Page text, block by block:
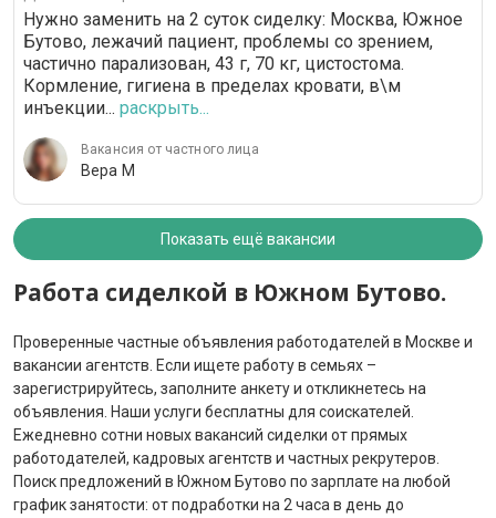
Нужно заменить на 2 суток сиделку: Москва, Южное
Бутово, лежачий пациент, проблемы со зрением,
частично парализован, 43 г, 70 кг, цистостома.
Кормление, гигиена в пределах кровати, в\м
инъекции... раскрыть...
Вакансия от частного лица
Вера М
Показать ещё вакансии
Работа сиделкой в Южном Бутово.
Проверенные частные объявления работодателей в Москве и
вакансии агентств. Если ищете работу в семьях –
зарегистрируйтесь, заполните анкету и откликнетесь на
объявления. Наши услуги бесплатны для соискателей.
Ежедневно сотни новых вакансий сиделки от прямых
работодателей, кадровых агентств и частных рекрутеров.
Поиск предложений в Южном Бутово по зарплате на любой
график занятости: от подработки на 2 часа в день до